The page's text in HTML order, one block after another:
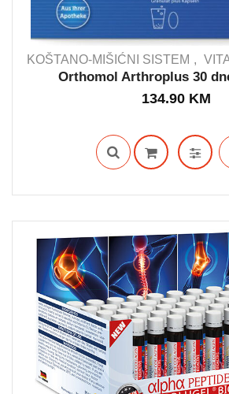
IN STOCK
KOŠTANO-MIŠIĆNI SISTEM
Orthomol Arthroplus 30
134.90 KM